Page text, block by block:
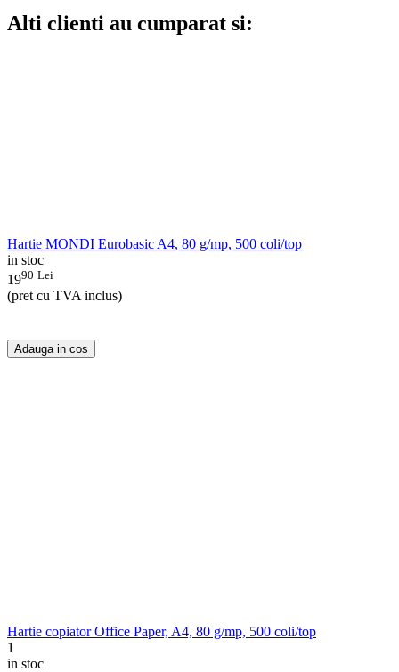
Alti clienti au cumparat si:
Hartie MONDI Eurobasic A4, 80 g/mp, 500 coli/top
in stoc
1990 Lei
(pret cu TVA inclus)
Adauga in cos
Hartie copiator Office Paper, A4, 80 g/mp, 500 coli/top
1
in stoc